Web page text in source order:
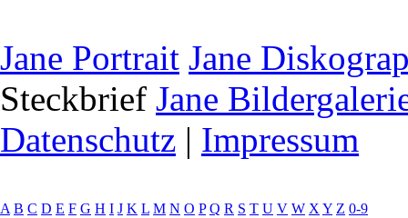
Jane Portrait Jane
Steckbrief Jane
Datenschutz | Impressum
A B C D E F G H I J K L M N O P Q R S T U V W X Y Z 0-9